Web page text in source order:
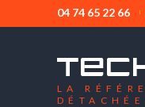
04 74 65 22 66
LA